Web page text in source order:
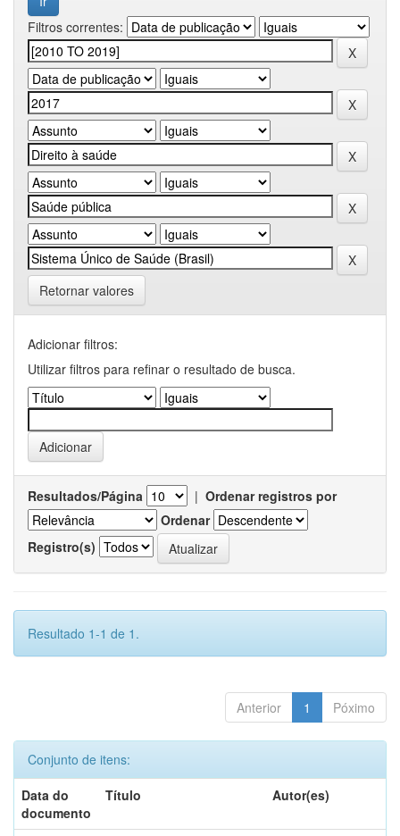
Filtros correntes:
Retornar valores
Adicionar filtros:
Utilizar filtros para refinar o resultado de busca.
Resultados/Página | Ordenar registros por
Ordenar
Registro(s)
Resultado 1-1 de 1.
Anterior 1 Póximo
Conjunto de itens:
Data do
documento
Título Autor(es)